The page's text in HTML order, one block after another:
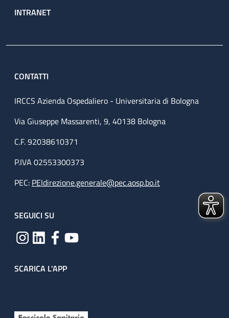
INTRANET
CONTATTI
IRCCS Azienda Ospedaliero - Universitaria di Bologna
Via Giuseppe Massarenti, 9, 40138 Bologna
C.F. 92038610371
P.IVA 02553300373
PEC: PEIdirezione.generale@pec.aosp.bo.it
SEGUICI SU
SCARICA L'APP